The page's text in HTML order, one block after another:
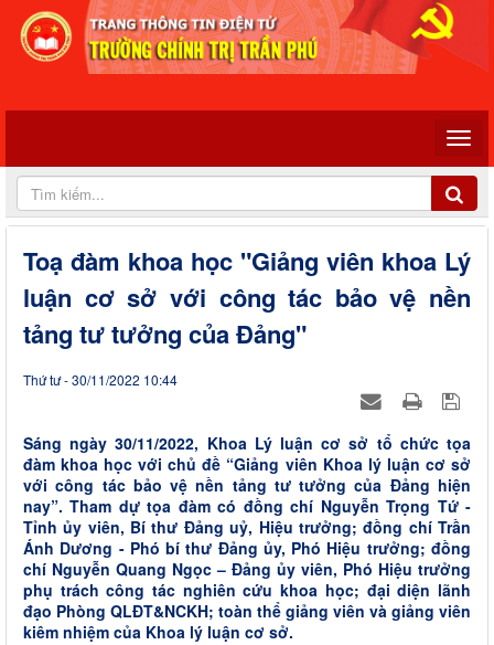
Toạ đàm khoa học "Giảng viên khoa Lý
luận cơ sở với công tác bảo vệ nền
tảng tư tưởng của Đảng"
Thứ tư - 30/11/2022 10:44
Sáng ngày 30/11/2022, Khoa Lý luận cơ sở tổ chức tọa
đàm khoa học với chủ đề “Giảng viên Khoa lý luận cơ sở
với công tác bảo vệ nền tảng tư tưởng của Đảng hiện
nay”. Tham dự tọa đàm có đồng chí Nguyễn Trọng Tứ -
Tỉnh ủy viên, Bí thư Đảng uỷ, Hiệu trưởng; đồng chí Trần
Ánh Dương - Phó bí thư Đảng ủy, Phó Hiệu trưởng; đồng
chí Nguyễn Quang Ngọc – Đảng ủy viên, Phó Hiệu trưởng
phụ trách công tác nghiên cứu khoa học; đại diện lãnh
đạo Phòng QLĐT&NCKH; toàn thể giảng viên và giảng viên
kiêm nhiệm của Khoa lý luận cơ sở.